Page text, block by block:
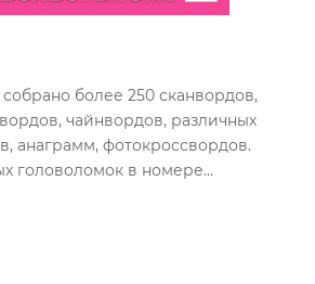
более 250 сканвордов,
чайнвордов, различных
анаграмм, фотокроссвордов.
головоломок в номере
«Найди 10 отличий» и японский
открытий. Например,